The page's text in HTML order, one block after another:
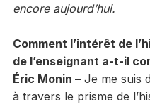
encore aujourd’hui.
Comment l’intérêt de
de l’enseignant a-t-il
Éric Monin –Je me suis
à travers le prisme de